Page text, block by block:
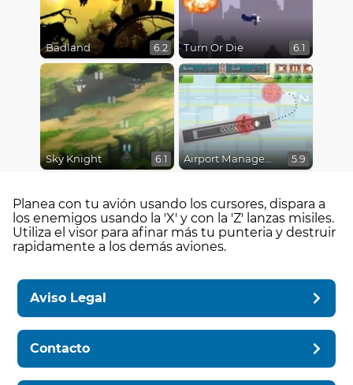
Badland 6.2 Turn Or Die 6.1
Sky Knight 6.1 Airport Management 2 5.9
Planea con tu avión usando los cursores, dispara a
los enemigos usando la 'X' y con la 'Z' lanzas misiles.
Utiliza el visor para afinar más tu punteria y destruir
rapidamente a los demás aviones.
Aviso Legal
Contacto